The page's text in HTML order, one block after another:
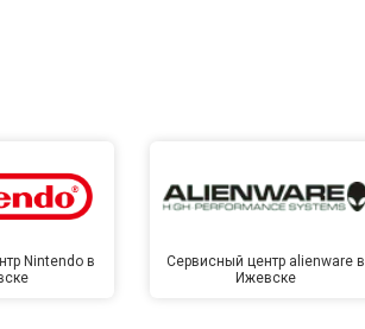
Nintendo в
Сервисный центр alienware в
Ижевске